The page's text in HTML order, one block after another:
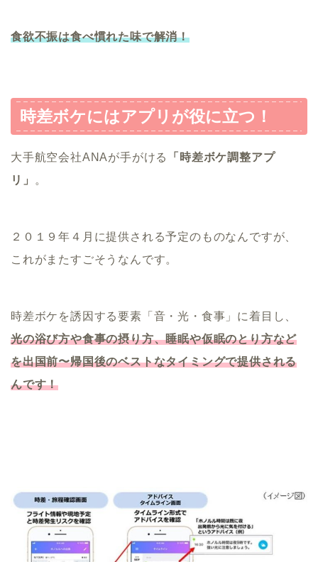
食欲不振は食べ慣れた味で解消！
時差ボケにはアプリが役に立つ！
大手航空会社ANAが手がける
「時差ボケ調整アプ
リ」
。
２０１９年４月に提供される予定のものなんですが、
これがまたすごそうなんです。
時差ボケを誘因する要素「音・光・食事」に着目し、
光の浴び方や食事の摂り方、睡眠や仮眠のとり方など
を出国前〜帰国後のベストなタイミングで提供される
んです！